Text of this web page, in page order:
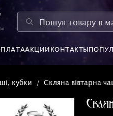
АКЦИИКОНТАКТЫ
кубки Скляна вівтарна